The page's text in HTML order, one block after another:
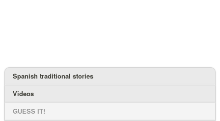
Spanish traditional stories
Videos
GUESS IT!